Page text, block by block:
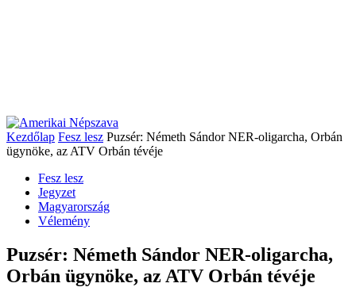
Kezdőlap Fesz lesz Puzsér: Németh Sándor NER-oligarcha, Orbán
ügynöke, az ATV Orbán tévéje
Fesz lesz
Jegyzet
Magyarország
Vélemény
Puzsér: Németh Sándor NER-oligarcha,
Orbán ügynöke, az ATV Orbán tévéje